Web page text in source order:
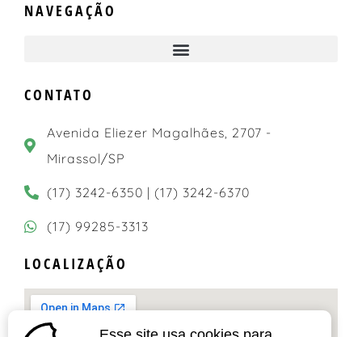
NAVEGAÇÃO
CONTATO
Avenida Eliezer Magalhães, 2707 -
Mirassol/SP
(17) 3242-6350 | (17) 3242-6370
(17) 99285-3313
LOCALIZAÇÃO